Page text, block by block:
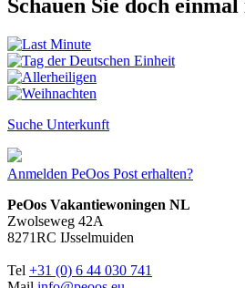
Schauen Sie doch
Suche Unterkunft
Anmelden PeOos Post erhalten?
PeOos Vakantiewoningen NL
Zwolseweg 42A
8271RC IJsselmuiden
Tel +31 (0) 6 44 030 741